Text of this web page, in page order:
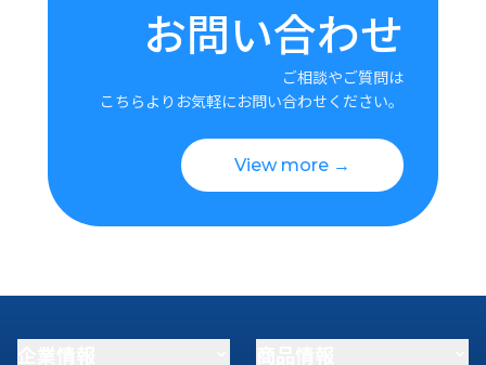
お問い合わせ
ご相談やご質問は
こちらよりお気軽にお問い合わせください。
View more →